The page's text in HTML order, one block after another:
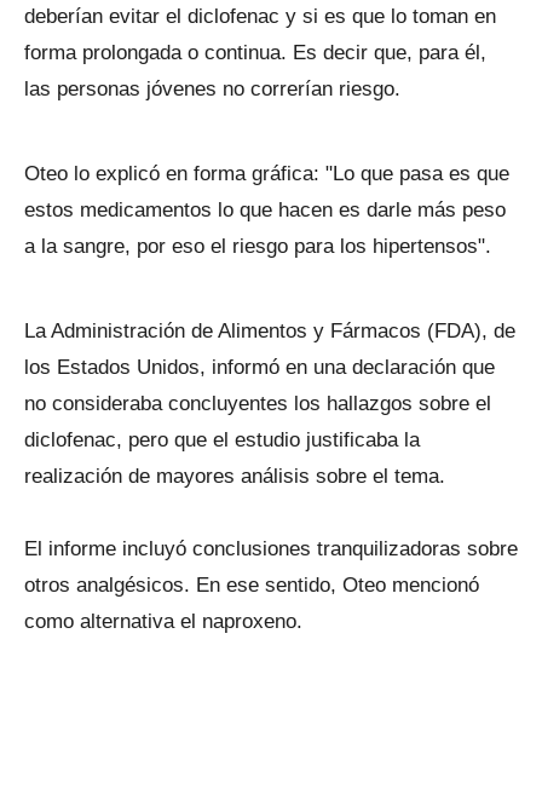
deberían evitar el diclofenac y si es que lo toman en
forma prolongada o continua. Es decir que, para él,
las personas jóvenes no correrían riesgo.
Oteo lo explicó en forma gráfica: "Lo que pasa es que
estos medicamentos lo que hacen es darle más peso
a la sangre, por eso el riesgo para los hipertensos".
La Administración de Alimentos y Fármacos (FDA), de
los Estados Unidos, informó en una declaración que
no consideraba concluyentes los hallazgos sobre el
diclofenac, pero que el estudio justificaba la
realización de mayores análisis sobre el tema.
El informe incluyó conclusiones tranquilizadoras sobre
otros analgésicos. En ese sentido, Oteo mencionó
como alternativa el naproxeno.